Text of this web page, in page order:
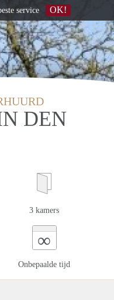
DEN
3 kamers
∞
Onbepaalde tijd
service OK!